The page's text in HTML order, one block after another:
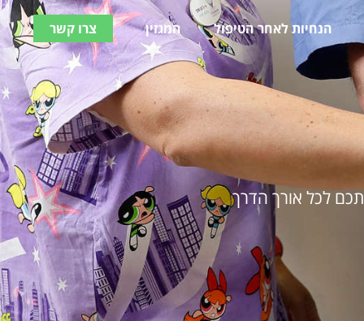
הנחיות לאחר הטיפול המגזין צרו קשר
לכל אורך הדרך